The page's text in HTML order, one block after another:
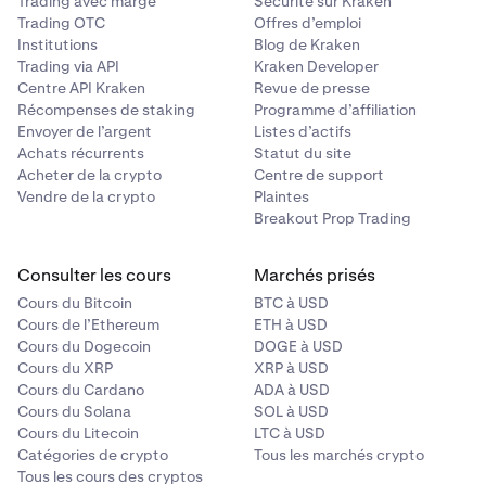
Trading OTC
Institutions
Trading via API
Centre API Kraken
Récompenses de staking
Envoyer de l’argent
Achats récurrents
Acheter de la crypto
Vendre de la crypto
Offres d’emploi
Blog de Kraken
Kraken Developer
Revue de presse
Programme d’affiliation
Listes d’actifs
Statut du site
Centre de support
Plaintes
Breakout Prop Trading
Consulter les cours
Cours du Bitcoin
Cours de l’Ethereum
Cours du Dogecoin
Cours du XRP
Cours du Cardano
Cours du Solana
Cours du Litecoin
Catégories de crypto
Tous les cours des cryptos
Marchés prisés
BTC à USD
ETH à USD
DOGE à USD
XRP à USD
ADA à USD
SOL à USD
LTC à USD
Tous les marchés crypto